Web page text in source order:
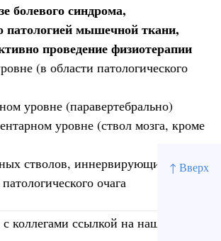
↑ Вверх
болевого синдрома,
патологией мышечной ткани,
проведение физиотерапии
(в области патологического
уровне (паравертебрально)
уровне (ствол мозга, кроме
стволов, иннервирующих данные
очага
коллегами ссылкой на наш сайт